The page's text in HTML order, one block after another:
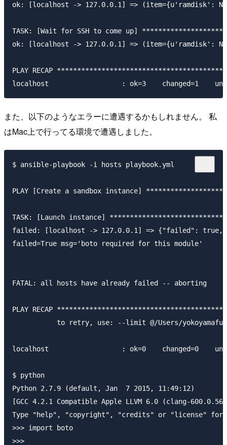
ok: [localhost -> 127.0.0.1] => (item={u'ramdisk':
TASK: [Wait for SSH to come up]
ok: [localhost -> 127.0.0.1] => (item={u'ramdisk':
PLAY RECAP
また、以下のようなエラーに遭遇するかもしれません。 私
はMac上で行ってる環境で遭遇しました。
$ ansible-playbook -i hosts playbook.yml
PLAY [Create a sandbox instance]
TASK: [Launch instance]
failed: [localhost -> 127.0.0.1] => {"failed": true,
failed=True msg='boto required for this module'
FATAL: all hosts have already failed -- aborting
PLAY RECAP
to retry, use: --limit @/Users/
localhost                  : ok=0    changed=0
$ python
Python 2.7.9 (default, Jan  7 2015, 11:49:12)
[GCC 4.2.1 Compatible Apple LLVM 6.0 (clang-
Type "help", "copyright", "credits" or "license" for
>>> import boto
>>>